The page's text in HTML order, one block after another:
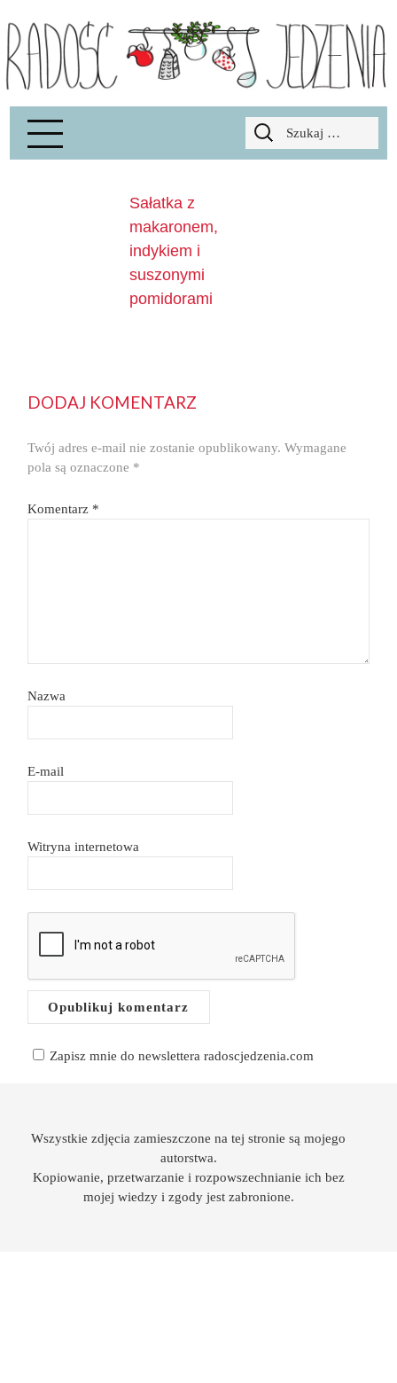
Radość Jedzenia – blog kulinarny
Szukaj:
Sałatka z
makaronem,
indykiem i
suszonymi
pomidorami
DODAJ KOMENTARZ
Twój adres e-mail nie zostanie opublikowany. Wymagane
pola są oznaczone *
Komentarz *
Nazwa
E-mail
Witryna internetowa
Zapisz mnie do newslettera radoscjedzenia.com
Wszystkie zdjęcia zamieszczone na tej stronie są mojego
autorstwa.
Kopiowanie, przetwarzanie i rozpowszechnianie ich bez
mojej wiedzy i zgody jest zabronione.